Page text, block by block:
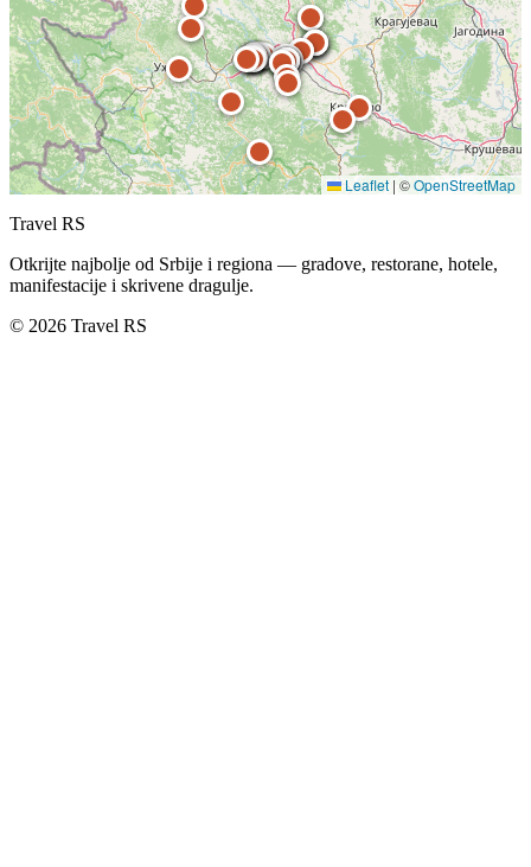
Leaflet | ©OpenStreetMap
Travel RS
Otkrijte najbolje od Srbije i regiona — gradove, restorane, hotele,
manifestacije i skrivene dragulje.
© 2026 Travel RS